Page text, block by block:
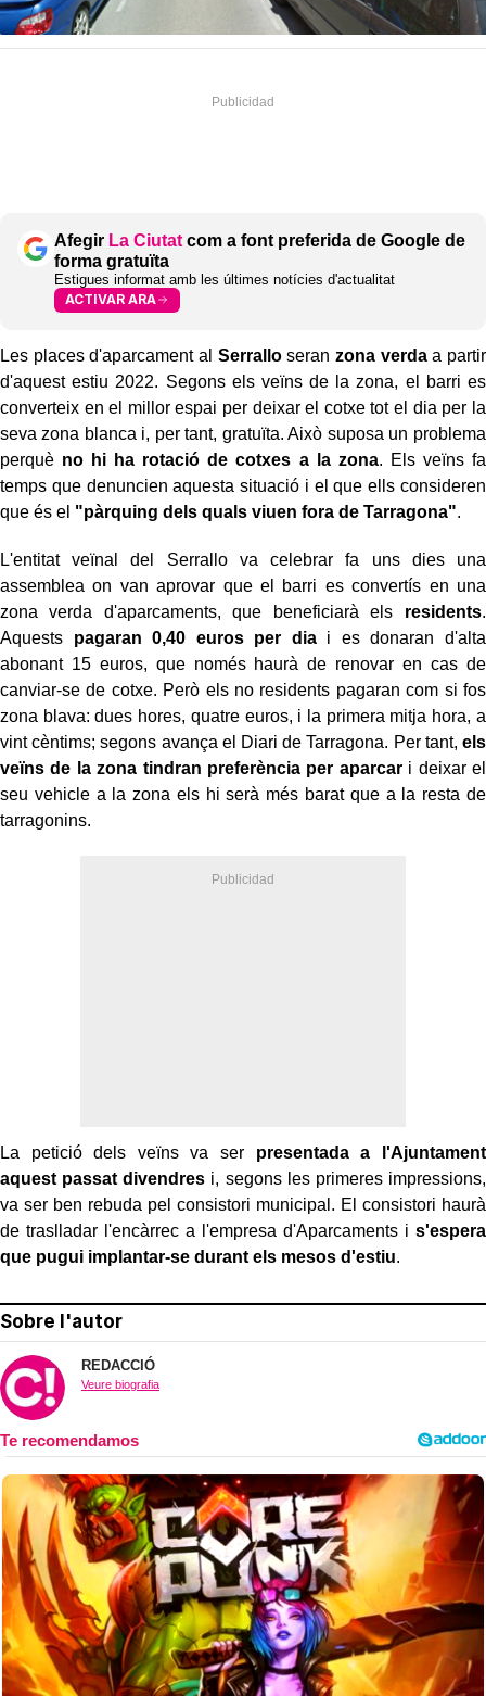
Afegir La Ciutat com a font preferida de Google de
forma gratuïta
Estigues informat amb les últimes notícies d'actualitat
ACTIVAR ARA
Les places d'aparcament al Serralloseran zona verdaa partir
d'aquest estiu 2022. Segons els veïns de la zona, el barri es
converteix en el millor espai per deixar el cotxe tot el dia per la
seva zona blanca i, per tant, gratuïta. Això suposa un problema
perquè no hi ha rotació de cotxes a la zona. Els veïns fa
temps que denuncien aquesta situació i el que ells consideren
que és el "pàrquing dels quals viuen fora de Tarragona".
L'entitat veïnal del Serrallo va celebrar fa uns dies una
assemblea on van aprovar que el barri es convertís en una
zona verda d'aparcaments, que beneficiarà els residents.
Aquests pagaran 0,40 euros per diai es donaran d'alta
abonant 15 euros, que només haurà de renovar en cas de
canviar-se de cotxe. Però els no residents pagaran com si fos
zona blava: dues hores, quatre euros, i la primera mitja hora, a
vint cèntims; segons avança el Diari de Tarragona. Per tant, els
veïns de la zona tindran preferència per aparcari deixar el
seu vehicle a la zona els hi serà més barat que a la resta de
tarragonins.
La petició dels veïns va ser presentada a l'Ajuntament
aquest passat divendres i, segons les primeres impressions,
va ser ben rebuda pel consistori municipal. El consistori haurà
de traslladar l'encàrrec a l'empresa d'Aparcaments i s'espera
que pugui implantar-se durant els mesos d'estiu.
Sobre l'autor
REDACCIÓ
Veure biografia